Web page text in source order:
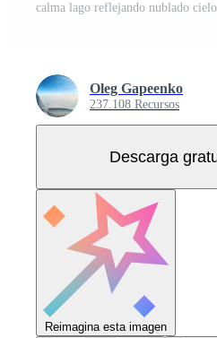
Oleg Gapeenko
237.108 Recursos
Descarga
Reimagina esta imagen